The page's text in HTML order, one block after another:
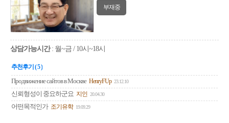
상담가능시간: 월~금 / 10시~18시
부재중
추천후기 ( 5 )
Продвижение сайтов в Москве HenryFUp 23.12.10
신뢰형성이 중요하군요 지인 20.04.30
어떤목적인가 조기유학 19.09.29